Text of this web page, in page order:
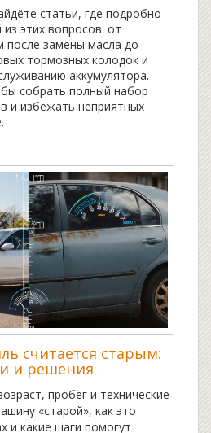
статьи, где подробно
этих вопросов: от
после замены масла до
тормозных колодок и
аккумулятора.
собрать полный набор
и избежать неприятных
считается старым:
и решения
пробег и технические
«старой», как это
и какие шаги помогут